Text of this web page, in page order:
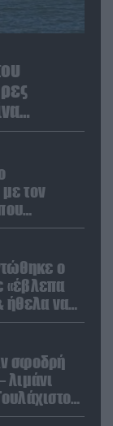
τον
ο
«έβλεπα
ήθελα να
σφοδρή
λιμάνι